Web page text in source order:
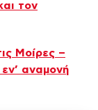
τον
Μοίρες –
αναμονή